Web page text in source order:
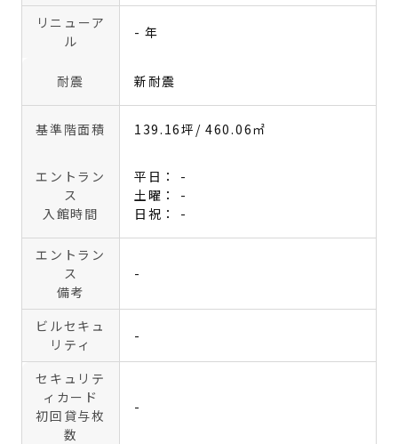
リニューア
ル
- 年
耐震 新耐震
基準階面積 139.16坪 / 460.06㎡
エントラン
ス
入館時間
平日： -
土曜： -
日祝： -
エントラン
ス
備考
-
ビルセキュ
リティ
-
セキュリテ
ィカード
初回貸与枚
数
-